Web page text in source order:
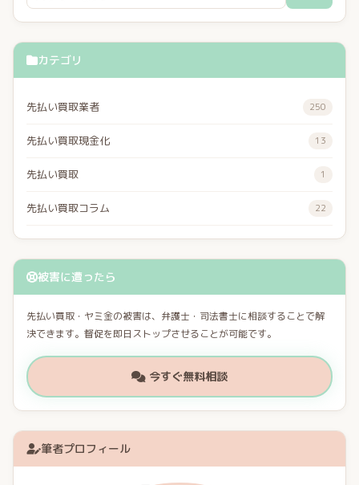
カテゴリ
先払い買取業者 250
先払い買取現金化 13
先払い買取 1
先払い買取コラム 22
被害に遭ったら
先払い買取・ヤミ金の被害は、弁護士・司法書士に相談することで解
決できます。督促を即日ストップさせることが可能です。
今すぐ無料相談
筆者プロフィール